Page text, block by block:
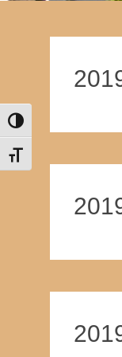
Nagy kontraszt váltása
Betűméret váltása